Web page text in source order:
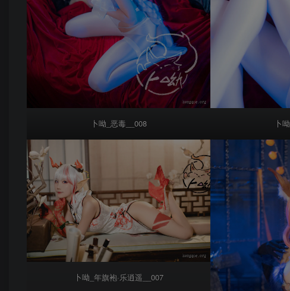
卜呦_恶毒__008 卜
卜呦_年旗袍·乐逍遥__007